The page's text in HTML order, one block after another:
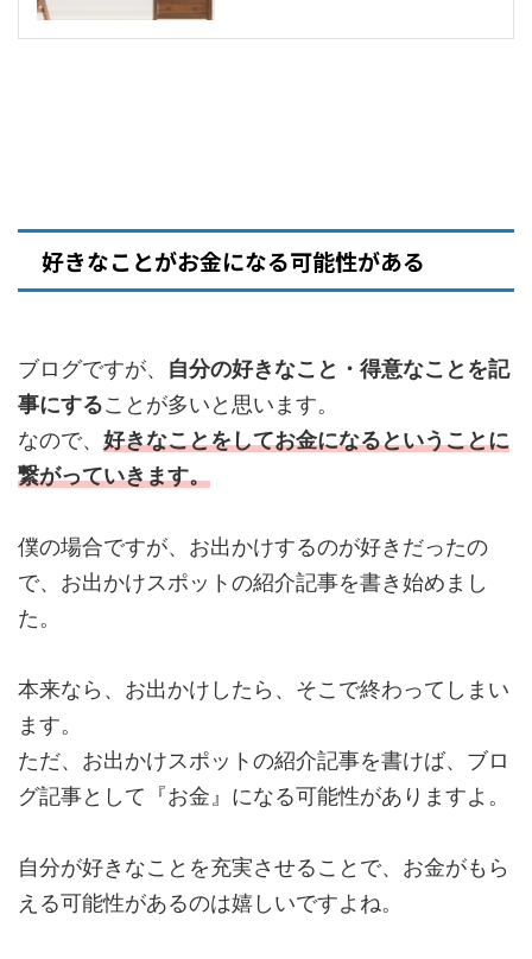
好きなことがお金になる可能性がある
ブログですが、 自分の好きなこと・得意なことを記
事にすることが多いと思います。
なので、 好きなことをしてお金になるということに
繋がっていきます。
僕の場合ですが、お出かけするのが好きだったの
で、お出かけスポットの紹介記事を書き始めまし
た。
本来なら、お出かけしたら、そこで終わってしまい
ます。
ただ、お出かけスポットの紹介記事を書けば、ブロ
グ記事として『お金』になる可能性がありますよ。
自分が好きなことを充実させることで、お金がもら
える可能性があるのは嬉しいですよね。